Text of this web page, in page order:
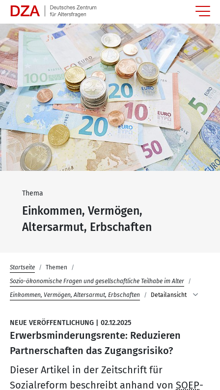
Springe zum Hauptinhalt
Thema
Einkommen, Vermögen,
Altersarmut, Erbschaften
Startseite
Themen
Sozio-ökonomische Fragen und gesellschaftliche Teilhabe im Alter
Einkommen, Vermögen, Altersarmut, Erbschaften
Detailansicht
NEUE VERÖFFENTLICHUNG 02.12.2025
Erwerbsminderungsrente: Reduzieren
Partnerschaften das Zugangsrisiko?
Dieser Artikel in der Zeitschrift für
Sozialreform beschreibt anhand von SOEP-